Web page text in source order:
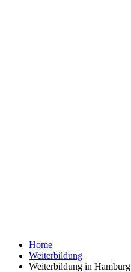
Home
Weiterbildung
Weiterbildung in Hamburg